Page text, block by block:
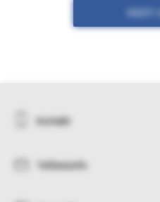
Kontakt
Tellimisinfo